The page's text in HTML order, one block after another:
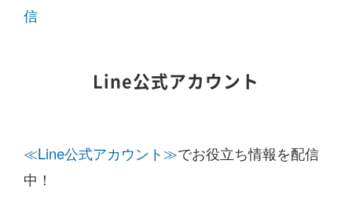
信
Line公式アカウント
≪Line公式アカウント≫でお役立ち情報を配信
中！